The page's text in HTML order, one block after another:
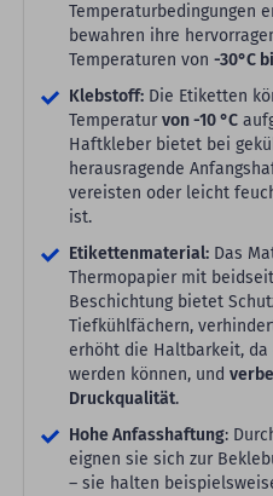
Temperaturbedingungen
bewahren ihre
Temperaturen von -30°C
Klebstoff: Die Etiketten
Temperatur von -10 °C
Haftkleber bietet bei
herausragende
vereisten oder leicht
ist.
Etikettenmaterial: Das
Thermopapier mit
Beschichtung bietet
Tiefkühlfächern,
erhöht die Haltbarkeit,
werden können, und
Druckqualität.
Hohe Anfasshaftung:
eignen sie sich zur
– sie halten